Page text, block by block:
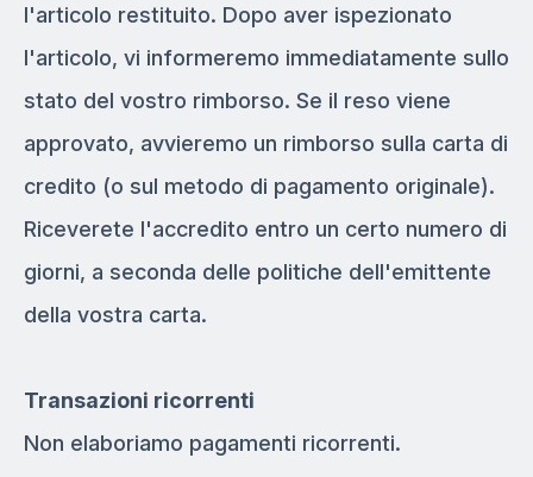
l'articolo restituito. Dopo aver ispezionato
l'articolo, vi informeremo immediatamente sullo
stato del vostro rimborso. Se il reso viene
approvato, avvieremo un rimborso sulla carta di
credito (o sul metodo di pagamento originale).
Riceverete l'accredito entro un certo numero di
giorni, a seconda delle politiche dell'emittente
della vostra carta.
Transazioni ricorrenti
Non elaboriamo pagamenti ricorrenti.